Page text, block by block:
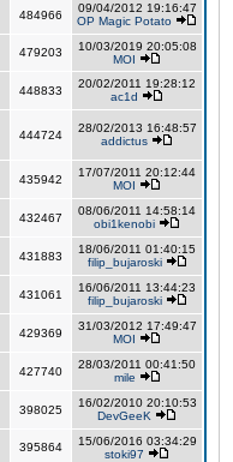
484966
09/04/2012 19:16:47
OP Magic Potato
479203
10/03/2019 20:05:08
MOI
448833
20/02/2011 19:28:12
ac1d
444724
28/02/2013 16:48:57
addictus
435942
17/07/2011 20:12:44
MOI
432467
08/06/2011 14:58:14
obi1kenobi
431883
18/06/2011 01:40:15
filip_bujaroski
431061
16/06/2011 13:44:23
filip_bujaroski
429369
31/03/2012 17:49:47
MOI
427740
28/03/2011 00:41:50
mile
398025
16/02/2010 20:10:53
DevGeeK
395864
15/06/2016 03:34:29
stoki97